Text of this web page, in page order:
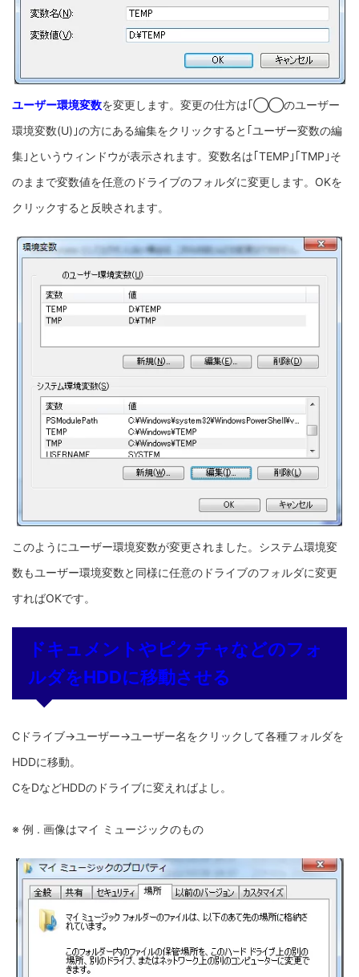
ユーザー環境変数を変更します。変更の仕方は｢◯◯のユーザー
環境変数(U)｣の方にある編集をクリックすると｢ユーザー変数の編
集｣というウィンドウが表示されます。変数名は｢TEMP｣｢TMP｣そ
のままで変数値を任意のドライブのフォルダに変更します。OKを
クリックすると反映されます。
このようにユーザー環境変数が変更されました。システム環境変
数もユーザー環境変数と同様に任意のドライブのフォルダに変更
すればOKです。
ドキュメントやピクチャなどのフォ
ルダをHDDに移動させる
Cドライブ→ユーザー→ユーザー名をクリックして各種フォルダを
HDDに移動。
CをDなどHDDのドライブに変えればよし。
※ 例 . 画像はマイ ミュージックのもの